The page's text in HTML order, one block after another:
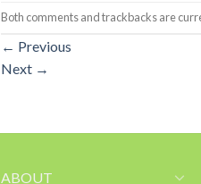
Both comments and trackbacks are
← Previous
Next →
ABOUT